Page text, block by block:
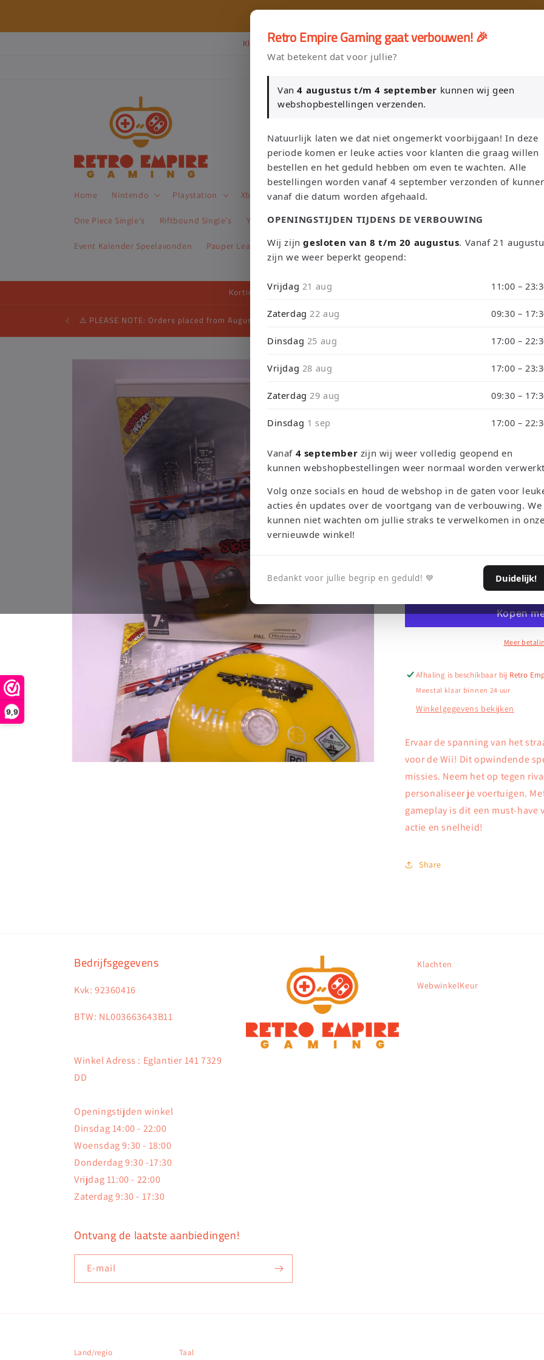
9,9
Klik Hier en Verkoop je Game of TCG collectie aan Retro Empire →
Home Nintendo Playstation Xbox Sega Atari Trading Card Games
One Piece Single's Riftbound Single's Yu-Gi-Oh! Single's Funko Pop! Bordspellen Sale!
Event Kalender Speelavonden Pauper League Leaderboard
L
a
n
d
r
e
g
i
Nederland | EUR €
T
a
a
l
Nederlands Zoeken
Kortingscode tijdens ons verbouwing10% Korting op Games en Consoles :
⚠️ PLEASE NOTE: Orders placed from August 4 through September 3 will be shipped on September 4 due to our
Urban
(Disc licht
Normale
prijs
€6,50 EUR
Belastingen inbegrepen. Verzendkosten
Lage voorraad: nog maar 1
Aantal
Urban
Street
Rage
(Disc
Wii
voor
Urban
Extreme:
Street
Rage
(Disc
Wii
Aan
Meer
Afhaling is beschikbaar bij Retro
Meestal klaar binnen 24 uur
Winkelgegevens bekijken
Ervaar de spanning van het
voor de Wii! Dit opwindende
missies. Neem het op tegen
personaliseer je voertuigen.
gameplay is dit een must-have
actie en snelheid!
Share
Bedrijfsgegevens
Kvk: 92360416
BTW: NL003663643B11
Winkel Adress : Eglantier 141 7329
DD
Openingstijden winkel
Dinsdag 14:00 - 22:00
Woensdag 9:30 - 18:00
Donderdag 9:30 -17:30
Vrijdag 11:00 - 22:00
Zaterdag 9:30 - 17:30
Klachten
WebwinkelKeur
Ontvang de laatste aanbiedingen!
E‑mail
Land/regio Taal
Retro Empire Gaming gaat verbouwen! 🎉
Wat betekent dat voor jullie?
Van4 augustus t/m 4 september kunnen wij geen
webshopbestellingen verzenden.
Natuurlijk laten we dat niet ongemerkt voorbijgaan! In deze
periode komen er leuke acties voor klanten die graag willen
bestellen en het geduld hebben om even te wachten. Alle
bestellingen worden vanaf 4 september verzonden of
vanaf die datum worden afgehaald.
OPENINGSTIJDEN TIJDENS DE VERBOUWING
Wij zijngesloten van 8 t/m 20 augustus. Vanaf 21
zijn we weer beperkt geopend:
Vrijdag 21 aug 11:00 –
Zaterdag22 aug 09:30 –
Dinsdag 25 aug 17:00 –
Vrijdag 28 aug 17:00 –
Zaterdag29 aug 09:30 –
Dinsdag 1 sep 17:00 –
Vanaf 4 september zijn wij weer volledig geopend en
kunnen webshopbestellingen weer normaal worden
Volg onze socials en houd de webshop in de gaten voor
acties én updates over de voortgang van de verbouwing. We
kunnen niet wachten om jullie straks te verwelkomen in onze
vernieuwde winkel!
Bedankt voor jullie begrip en geduld! 💙 Duidelijk!